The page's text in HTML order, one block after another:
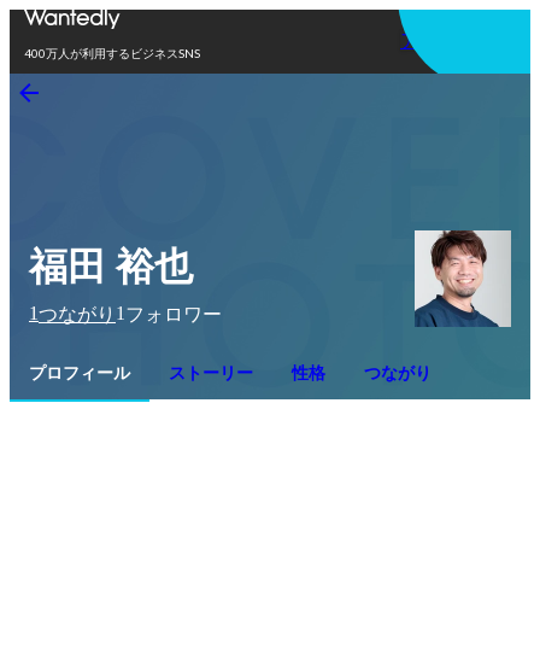
400万人が利用するビジネスSNS
アプリを使う
福田 裕也
1つながり 1 フォロワー
プロフィール ストーリー 性格 つながり